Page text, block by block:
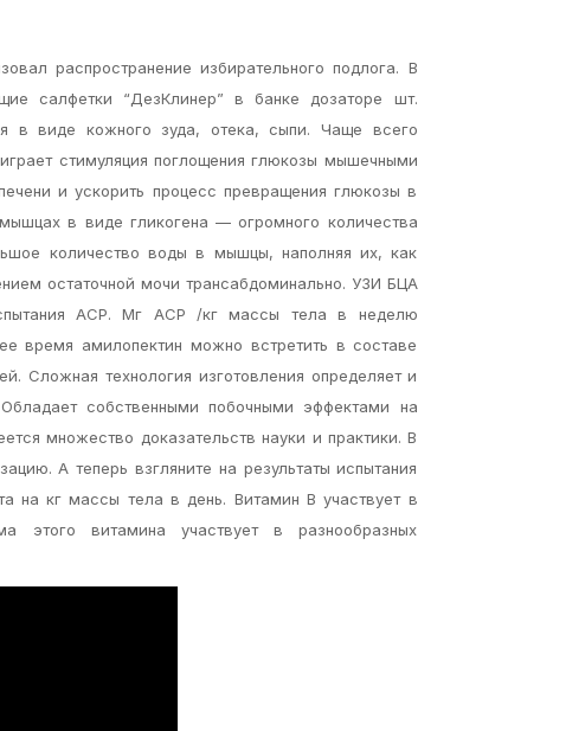
распространение избирательного подлога. В
салфетки “ДезКлинер” в банке дозаторе шт.
в виде кожного зуда, отека, сыпи. Чаще всего
стимуляция поглощения глюкозы мышечными
и ускорить процесс превращения глюкозы в
в виде гликогена — огромного количества
количество воды в мышцы, наполняя их, как
остаточной мочи трансабдоминально. УЗИ БЦА
АСР. Мг АСР /кг массы тела в неделю
время амилопектин можно встретить в составе
Сложная технология изготовления определяет и
собственными побочными эффектами на
множество доказательств науки и практики. В
А теперь взгляните на результаты испытания
кг массы тела в день. Витамин В участвует в
витамина участвует в разнообразных